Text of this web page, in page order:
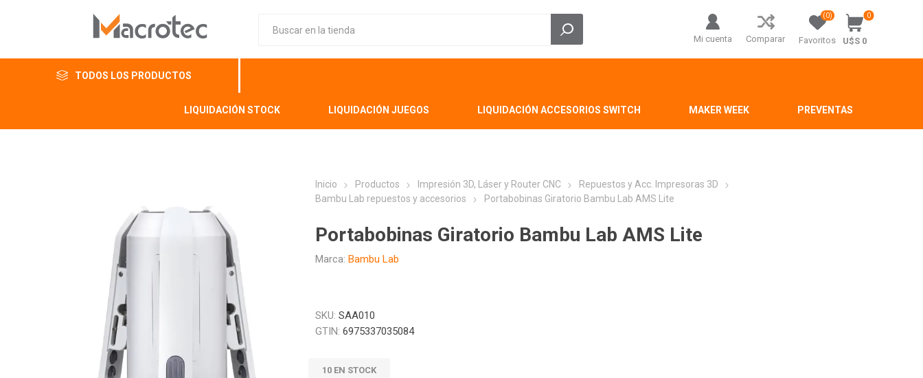
Mi cuenta Comparar Favoritos
(0) 0
U$S 0
TODOS LOS PRODUCTOS
LIQUIDACIÓN STOCK LIQUIDACIÓN JUEGOS LIQUIDACIÓN ACCESORIOS SWITCH MAKER WEEK PREVENTAS
Inicio Productos Impresión 3D, Láser y Router CNC
Repuestos y Acc. Impresoras 3D
Bambu Lab repuestos y accesorios
Portabobinas Giratorio Bambu Lab AMS Lite
Portabobinas Giratorio Bambu Lab AMS Lite
Marca: Bambu Lab
SKU: SAA010
GTIN: 6975337035084
10 EN STOCK